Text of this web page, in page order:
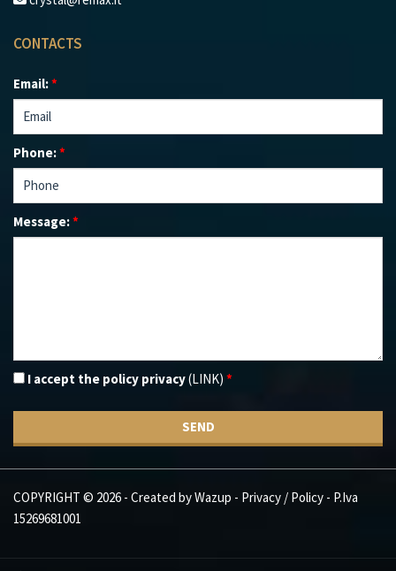
CONTACTS
Email:*
Phone:*
Message:*
I accept the policy privacy(LINK) *
SEND
COPYRIGHT © 2026 - Created byWazup - Privacy / Policy - P.Iva
15269681001